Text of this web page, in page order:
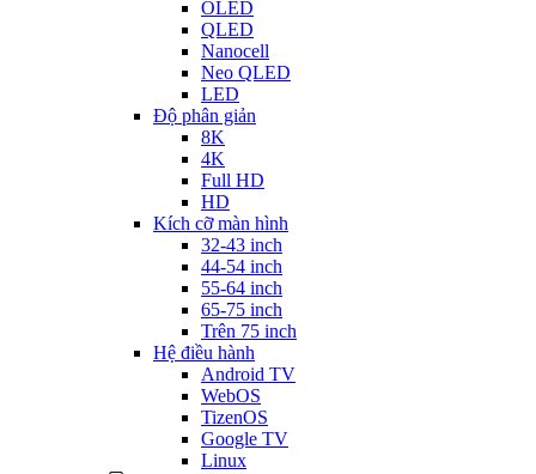
OLED
QLED
Nanocell
Neo QLED
LED
Độ phân giản
8K
4K
Full HD
HD
Kích cỡ màn hình
32-43 inch
44-54 inch
55-64 inch
65-75 inch
Trên 75 inch
Hệ điều hành
Android TV
WebOS
TizenOS
Google TV
Linux